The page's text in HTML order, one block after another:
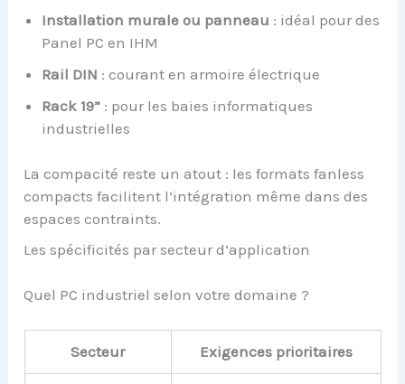
Installation murale ou panneau : idéal pour des
Panel PC en IHM
Rail DIN : courant en armoire électrique
Rack 19” : pour les baies informatiques
industrielles
La compacité reste un atout : les formats fanless
compacts facilitent l’intégration même dans des
espaces contraints.
Les spécificités par secteur d’application
Quel PC industriel selon votre domaine ?
Secteur Exigences prioritaires